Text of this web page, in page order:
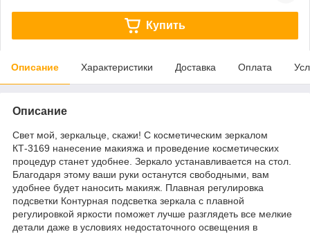
Купить
Описание Характеристики Доставка Оплата
Описание
Свет мой, зеркальце, скажи! С косметическим зеркалом
КТ-3169 нанесение макияжа и проведение косметических
процедур станет удобнее. Зеркало устанавливается на стол.
Благодаря этому ваши руки останутся свободными, вам
удобнее будет наносить макияж. Плавная регулировка
подсветки Контурная подсветка зеркала с плавной
регулировкой яркости поможет лучше разглядеть все мелкие
детали даже в условиях недостаточного освещения в